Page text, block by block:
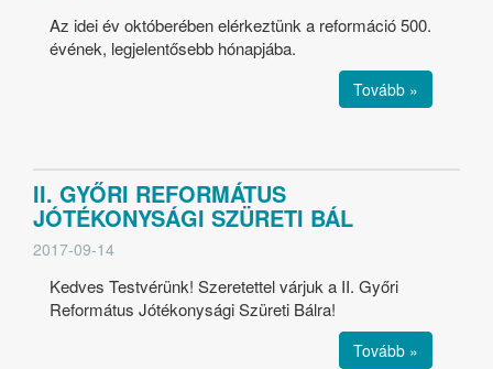
Az idei év októberében elérkeztünk a reformáció 500.
évének, legjelentősebb hónapjába.
Tovább »
II. GYŐRI REFORMÁTUS
JÓTÉKONYSÁGI SZÜRETI BÁL
2017-09-14
Kedves Testvérünk! Szeretettel várjuk a II. Győri
Református Jótékonysági Szüreti Bálra!
Tovább »